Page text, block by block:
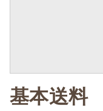
基本